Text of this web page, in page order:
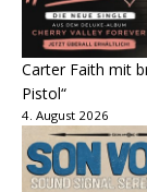
Carter Faith mit
Pistol“
4. August 2026